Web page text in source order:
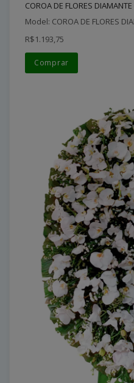
COROA DE FLORES DIAMANTE
Model: COROA DE FLORES
R$1.193,75
Comprar